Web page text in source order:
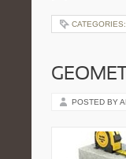
CATEGORIES:
POSTED BY